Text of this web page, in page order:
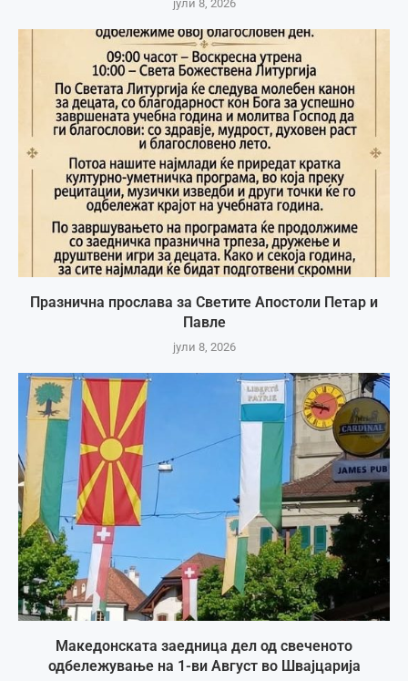
јули 8, 2026
Празнична прослава за Светите Апостоли Петар и
Павле
јули 8, 2026
Македонската заедница дел од свеченото
одбележување на 1-ви Август во Швајцарија